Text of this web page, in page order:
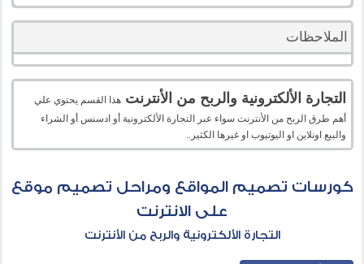
الملاحظات
التجارة الألكترونية والربح من الأنترنت هذا القسم يحتوي علي
أهم طرق الربح من الأنترنت سواء عبر التجارة الألكترونية أو ادسنس أو الشراء
والبيع اونلاين او اليوتيوب او غيرها الكثير..
كورسات تصميم المواقع ومراحل تصميم موقع
على الانترنت
التجارة الألكترونية والربح من الأنترنت